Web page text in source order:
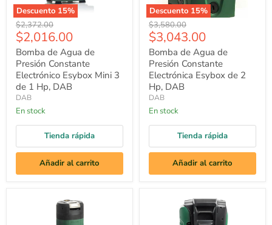
Descuento 15%
de
1
Hp,
DAB
$2,372.00
$2,016.00
Bomba de Agua de
Presión Constante
Electrónico Esybox Mini 3
de 1 Hp, DAB
DAB
En stock
Tienda rápida
Añadir al carrito
Descuento 15%
Hp,
DAB
$3,580.00
$3,043.00
Bomba de Agua de
Presión Constante
Electrónica Esybox de 2
Hp, DAB
DAB
En stock
Tienda rápida
Añadir al carrito